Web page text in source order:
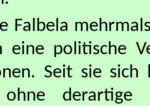
Falbela
eine politische
Seit sie
ohne derartige